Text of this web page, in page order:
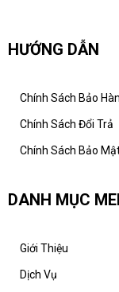
HƯỚNG DẪN
Chính Sách Bảo
Chính Sách Đổi Trả
Chính Sách Bảo
DANH MỤC
Giới Thiệu
Dịch Vụ